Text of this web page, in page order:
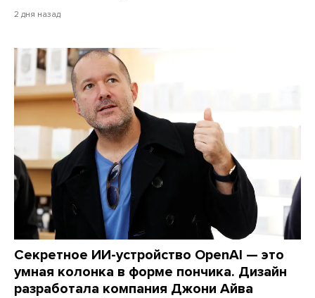
2 дня назад
Секретное ИИ-устройство OpenAI — это
умная колонка в форме пончика. Дизайн
разработала компания Джони Айва